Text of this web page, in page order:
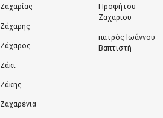
Ζαχαρίας
Ζάχαρης
Ζάχαρος
Ζάκι
Ζάκης
Ζαχαρένια
Προφήτου
Ζαχαρίου
πατρός Ιωάννου
Βαπτιστή